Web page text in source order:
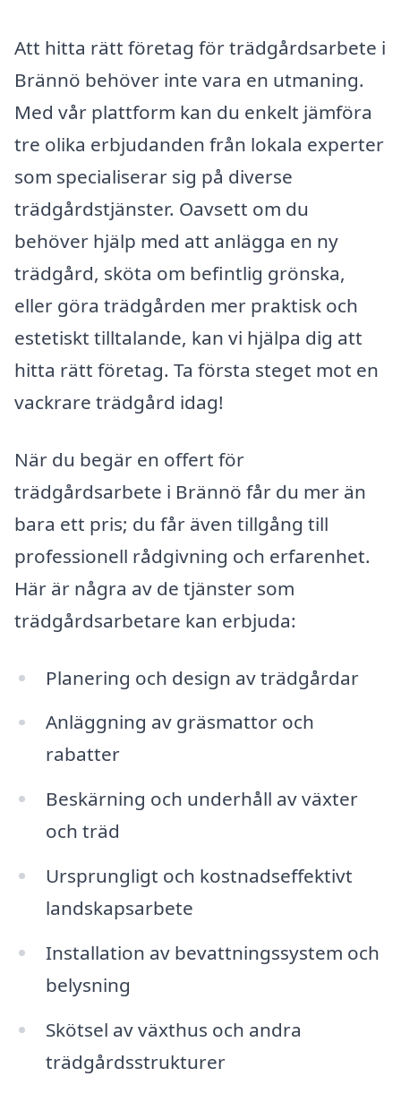
Att hitta rätt företag för trädgårdsarbete i
Brännö behöver inte vara en utmaning.
Med vår plattform kan du enkelt jämföra
tre olika erbjudanden från lokala experter
som specialiserar sig på diverse
trädgårdstjänster. Oavsett om du
behöver hjälp med att anlägga en ny
trädgård, sköta om befintlig grönska,
eller göra trädgården mer praktisk och
estetiskt tilltalande, kan vi hjälpa dig att
hitta rätt företag. Ta första steget mot en
vackrare trädgård idag!
När du begär en offert för
trädgårdsarbete i Brännö får du mer än
bara ett pris; du får även tillgång till
professionell rådgivning och erfarenhet.
Här är några av de tjänster som
trädgårdsarbetare kan erbjuda:
Planering och design av trädgårdar
Anläggning av gräsmattor och
rabatter
Beskärning och underhåll av växter
och träd
Ursprungligt och kostnadseffektivt
landskapsarbete
Installation av bevattningssystem och
belysning
Skötsel av växthus och andra
trädgårdsstrukturer